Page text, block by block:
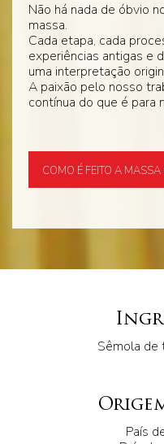
Não há nada de óbvio
massa.
Cada etapa, cada
experiências antigas e
uma interpretação
A paixão pelo nosso
contínua do que é para
COMO É FEITO A
Sêmola de
País